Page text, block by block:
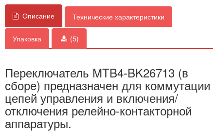
Описание Технические характеристики
Упаковка (5)
Переключатель MTB4-BK26713 (в
сборе) предназначен для коммутации
цепей управления и включения/
отключения релейно-контакторной
аппаратуры.